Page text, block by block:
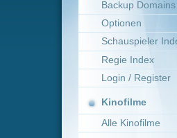
Schauspieler Index
Regie Index
Login / Register
Kinofilme
Alle Kinofilme
Beliebte